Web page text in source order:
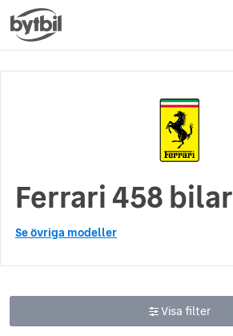
Ferrari 458 bilar
Se övriga modeller
Visa filter